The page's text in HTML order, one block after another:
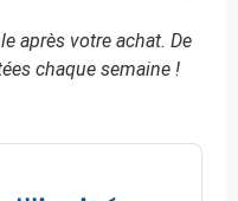
après votre achat. De
chaque semaine !